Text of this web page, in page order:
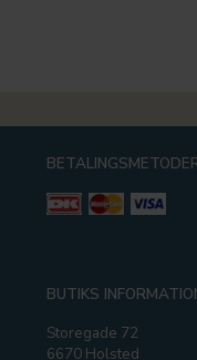
BUTIKS
Storegade 72
6670 Holsted